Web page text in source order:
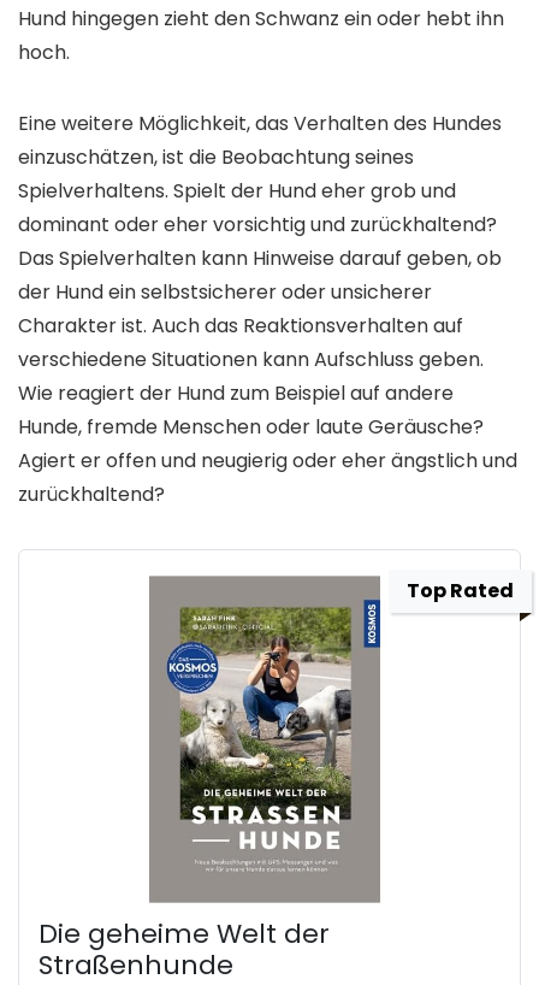
Hund hingegen zieht den Schwanz ein oder hebt ihn
hoch.
Eine weitere Möglichkeit, das Verhalten des Hundes
einzuschätzen, ist die Beobachtung seines
Spielverhaltens. Spielt der Hund eher grob und
dominant oder eher vorsichtig und zurückhaltend?
Das Spielverhalten kann Hinweise darauf geben, ob
der Hund ein selbstsicherer oder unsicherer
Charakter ist. Auch das Reaktionsverhalten auf
verschiedene Situationen kann Aufschluss geben.
Wie reagiert der Hund zum Beispiel auf andere
Hunde, fremde Menschen oder laute Geräusche?
Agiert er offen und neugierig oder eher ängstlich und
zurückhaltend?
Top Rated
Die geheime Welt der
Straßenhunde